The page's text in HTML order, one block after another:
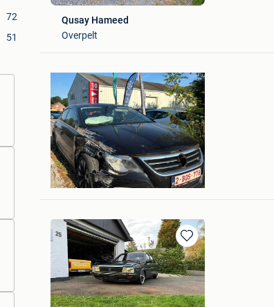
72
51
Qusay Hameed
Overpelt
Mijn
Favorieten
Emrullah
Hoboken
Bewaren
in
Mijn
Favorieten